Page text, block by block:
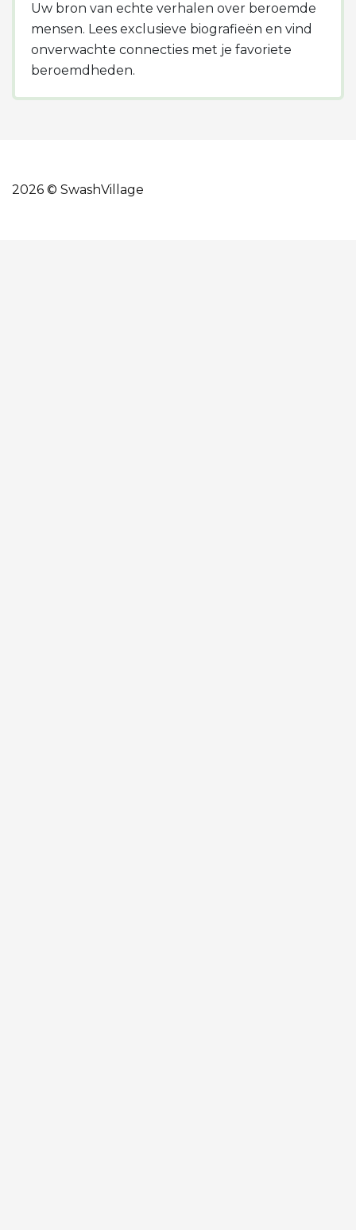
Uw bron van echte verhalen over beroemde
mensen. Lees exclusieve biografieën en vind
onverwachte connecties met je favoriete
beroemdheden.
2026 © SwashVillage